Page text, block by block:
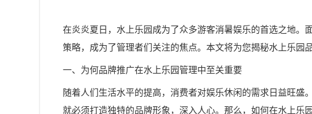
在炎炎夏日，水上乐园成为了众多游客消暑娱乐的首选之地
策略，成为了管理者们关注的焦点。本文将为您揭秘水上乐园
一、为何品牌推广在水上乐园管理中至关重要
随着人们生活水平的提高，消费者对娱乐休闲的需求日益旺盛
就必须打造独特的品牌形象，深入人心。那么，如何在水上